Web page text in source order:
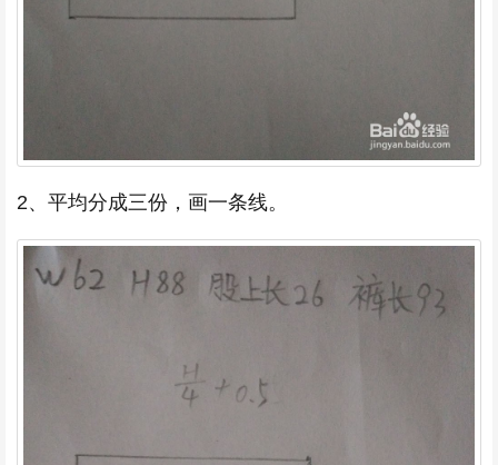
2、平均分成三份，画一条线。